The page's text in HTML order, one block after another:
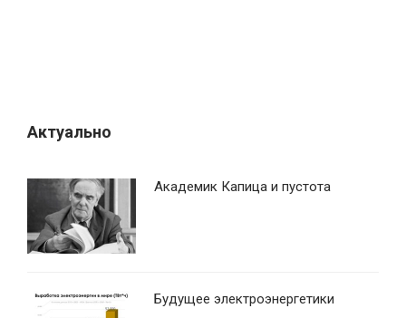
я
Актуально
Академик Капица и пустота
Будущее электроэнергетики